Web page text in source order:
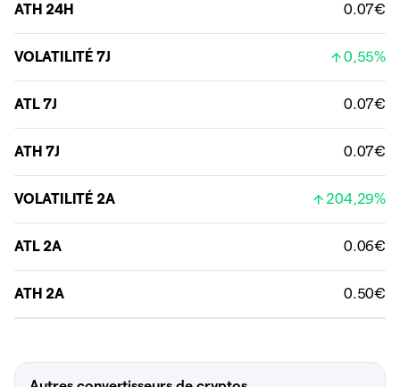
ATH 24H 0.07€
VOLATILITÉ 7J 0,55%
ATL 7J 0.07€
ATH 7J 0.07€
VOLATILITÉ 2A 204,29%
ATL 2A 0.06€
ATH 2A 0.50€